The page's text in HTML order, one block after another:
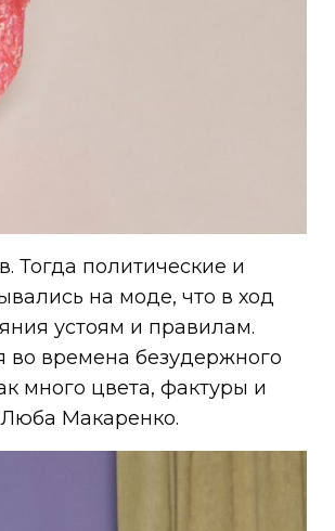
Тогда политические и
на моде, что в ход
устоям и правилам.
во времена безудержного
много цвета, фактуры и
Макаренко.